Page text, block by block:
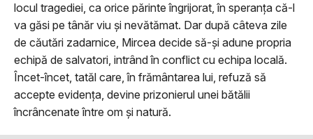
locul tragediei, ca orice părinte îngrijorat, în speranța că-l
va găsi pe tânăr viu și nevătămat. Dar după câteva zile
de căutări zadarnice, Mircea decide să-și adune propria
echipă de salvatori, intrând în conflict cu echipa locală.
Încet-încet, tatăl care, în frământarea lui, refuză să
accepte evidența, devine prizonierul unei bătălii
încrâncenate între om și natură.